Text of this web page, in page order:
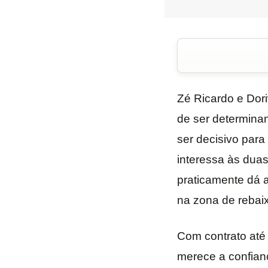
Zé Ricardo e
de ser
ser decisivo para
interessa às
praticamente dá
na zona de
Com contrato
merece a